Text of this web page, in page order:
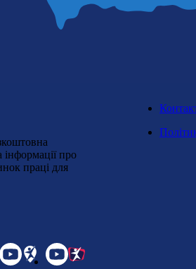
інформації про
праці для